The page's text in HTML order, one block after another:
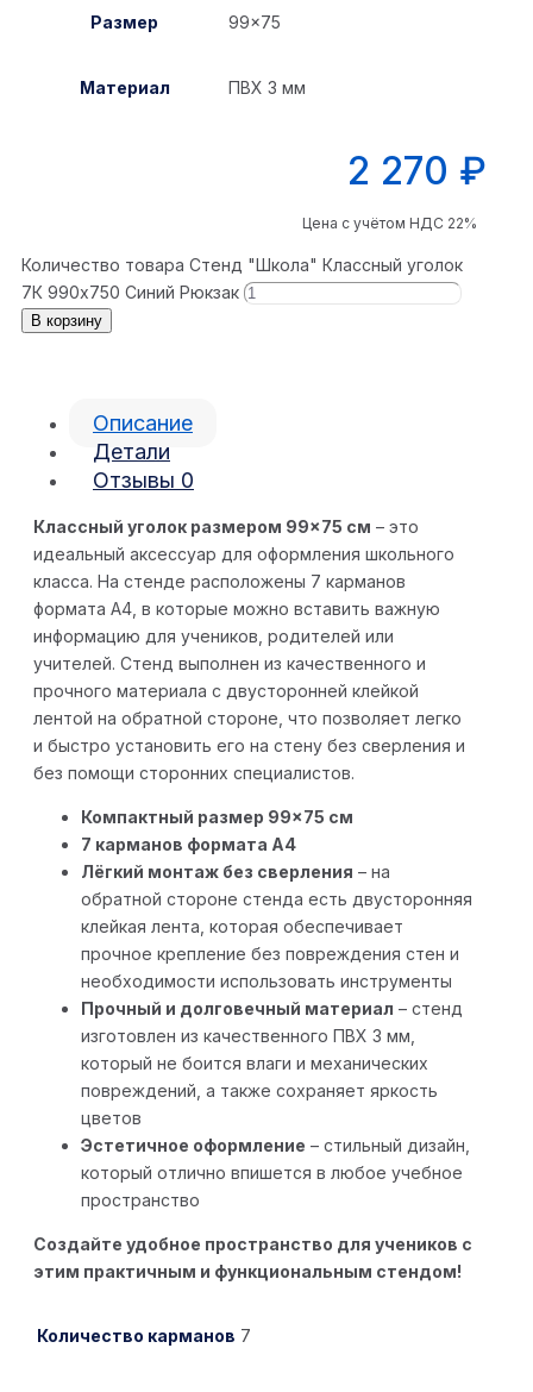
Размер 99×75
Материал ПВХ 3 мм
2 270 ₽
Цена с учётом НДС 22%
Количество товара Стенд "Школа" Классный уголок
7К 990x750 Синий Рюкзак
В корзину
Описание
Детали
Отзывы 0
Классный уголок размером 99×75 см – это
идеальный аксессуар для оформления школьного
класса. На стенде расположены 7 карманов
формата A4, в которые можно вставить важную
информацию для учеников, родителей или
учителей. Стенд выполнен из качественного и
прочного материала с двусторонней клейкой
лентой на обратной стороне, что позволяет легко
и быстро установить его на стену без сверления и
без помощи сторонних специалистов.
Компактный размер 99×75 см
7 карманов формата A4
Лёгкий монтаж без сверления – на
обратной стороне стенда есть двусторонняя
клейкая лента, которая обеспечивает
прочное крепление без повреждения стен и
необходимости использовать инструменты
Прочный и долговечный материал – стенд
изготовлен из качественного ПВХ 3 мм,
который не боится влаги и механических
повреждений, а также сохраняет яркость
цветов
Эстетичное оформление – стильный дизайн,
который отлично впишется в любое учебное
пространство
Создайте удобное пространство для учеников с
этим практичным и функциональным стендом!
Количество карманов 7